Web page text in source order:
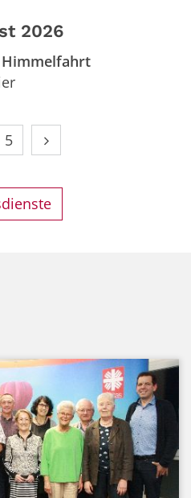
2026
5 Nächste Seite